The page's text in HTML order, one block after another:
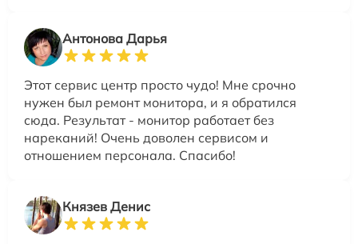
Антонова Дарья
Этот сервис центр просто чудо! Мне срочно
нужен был ремонт монитора, и я обратился
сюда. Результат - монитор работает без
нареканий! Очень доволен сервисом и
отношением персонала. Спасибо!
Князев Денис